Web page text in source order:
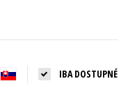
IBA DOSTUPNÉ